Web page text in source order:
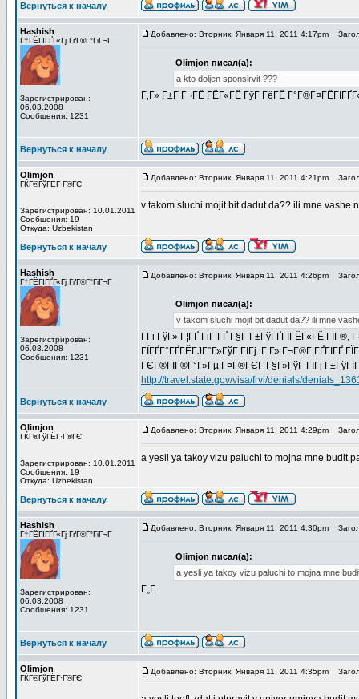
Вернуться к началу
Hashish
Г†ГЁГІГҐГ«Гј ГґГ®Г°ГіГ¬Г
Зарегистрирован:
06.03.2008
Сообщения: 1231
Добавлено: Вторник, Января 11, 2011 4:17pm
Olimjon писал(а):
a kto doljen sponsirvit ???
Г‚Г» Г±Г Г¬ГЁ ГЁГ«ГЁ ГўГ ГёГЁ
Вернуться к началу
Olimjon
ГЌГ®ГўГЁГ·Г®ГЄ
Зарегистрирован: 10.01.2011
Сообщения: 19
Откуда: Uzbekistan
Добавлено: Вторник, Января 11, 2011 4:21pm
v takom sluchi mojit bit dadut da?? ili mne vashe
Вернуться к началу
Hashish
Г†ГЁГІГҐГ«Гј ГґГ®Г°ГіГ¬Г
Зарегистрирован:
06.03.2008
Сообщения: 1231
Добавлено: Вторник, Января 11, 2011 4:26pm
Olimjon писал(а):
v takom sluchi mojit bit dadut da?? ili mne
Г­Гі ГўГ» Г¦ГҐ ГіГ¦ГҐ Г§Г Г±ГўГҐГІГЁГ«ГЁ
ГЇГҐГ°ГҐГЁГЈГ°Г»ГўГ ГІГј. Г‚Г»
ГЄГ®ГІГ®Г°Г»Гµ Г¤Г®ГЄГ Г§Г»ГўГ ГІГј
http://travel.state.gov/visa/frvi/denials/
Вернуться к началу
Olimjon
ГЌГ®ГўГЁГ·Г®ГЄ
Зарегистрирован: 10.01.2011
Сообщения: 19
Откуда: Uzbekistan
Добавлено: Вторник, Января 11, 2011 4:29pm
a yesli ya takoy vizu paluchi to mojna mne budit
Вернуться к началу
Hashish
Г†ГЁГІГҐГ«Гј ГґГ®Г°ГіГ¬Г
Зарегистрирован:
06.03.2008
Сообщения: 1231
Добавлено: Вторник, Января 11, 2011 4:30pm
Olimjon писал(а):
a yesli ya takoy vizu paluchi to mojna mne
Г„Г .
Вернуться к началу
Olimjon
ГЌГ®ГўГЁГ·Г®ГЄ
Добавлено: Вторник, Января 11, 2011 4:35pm